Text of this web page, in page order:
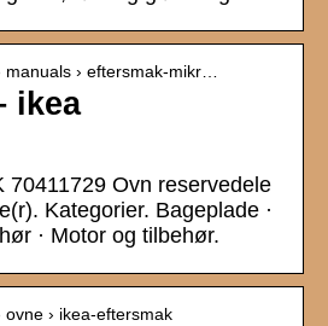
manuals › eftersmak-mikr…
ikea
70411729 Ovn reservedele
Kategorier. Bageplade ·
· Motor og tilbehør.
ovne › ikea-eftersmak